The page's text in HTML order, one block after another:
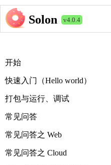
Solon v4.0.4
开始
快速入门（Hello world）
打包与运行、调试
常见问答
常见问答之 Web
常见问答之 Cloud